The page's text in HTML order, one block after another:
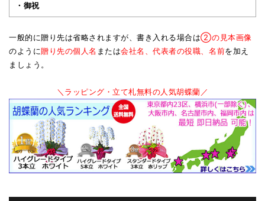
・御祝
一般的に贈り先は省略されますが、書き入れる場合は②の見本画像
のように贈り先の個人名 または会社名、代表者の役職、名前を加え
ましょう。
＼ラッピング・立て札無料の人気胡蝶蘭／